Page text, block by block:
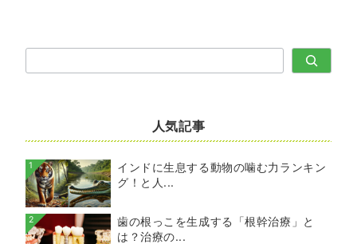
索
人気記事
1
インドに生息する動物の噛む力ランキン
グ！と人...
2
歯の根っこを生成する「根幹治療」と
は？治療の...